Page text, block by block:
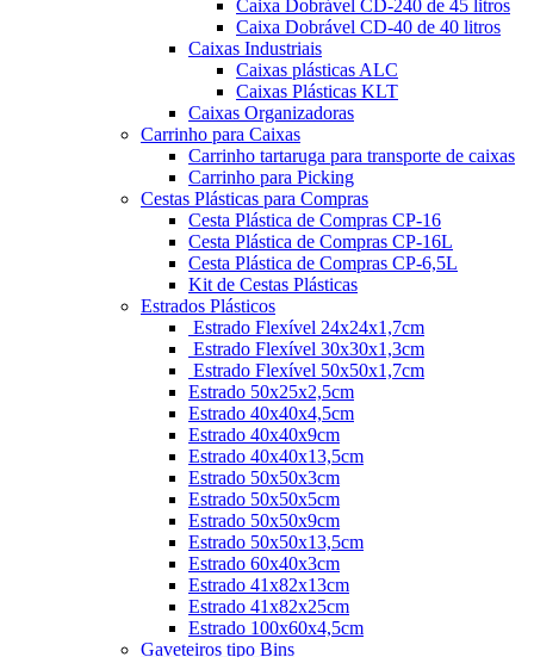
Caixa Dobrável CD-240 de 45 litros
Caixa Dobrável CD-40 de 40 litros
Caixas Industriais
Caixas plásticas ALC
Caixas Plásticas KLT
Caixas Organizadoras
Carrinho para Caixas
Carrinho tartaruga para transporte de caixas
Carrinho para Picking
Cestas Plásticas para Compras
Cesta Plástica de Compras CP-16
Cesta Plástica de Compras CP-16L
Cesta Plástica de Compras CP-6,5L
Kit de Cestas Plásticas
Estrados Plásticos
Estrado Flexível 24x24x1,7cm
Estrado Flexível 30x30x1,3cm
Estrado Flexível 50x50x1,7cm
Estrado 50x25x2,5cm
Estrado 40x40x4,5cm
Estrado 40x40x9cm
Estrado 40x40x13,5cm
Estrado 50x50x3cm
Estrado 50x50x5cm
Estrado 50x50x9cm
Estrado 50x50x13,5cm
Estrado 60x40x3cm
Estrado 41x82x13cm
Estrado 41x82x25cm
Estrado 100x60x4,5cm
Gaveteiros tipo Bins